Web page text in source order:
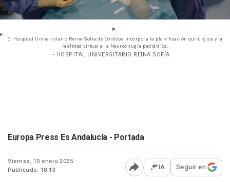
El Hospital Universitario Reina Sofía de Córdoba incorpora la planificación quirúrgica y la
realidad virtual a la Neurocirugía pediátrica.
- HOSPITAL UNIVERSITARIO REINA SOFÍA
Europa Press Es Andalucía - Portada
Viernes, 10 enero 2025
Publicado: 18:13
Abrir opciones para
IA Seguir en